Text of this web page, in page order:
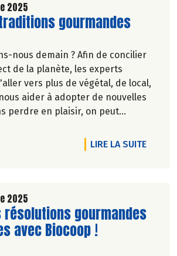
2025
de l'articlegourmandes
nous demain ? Afin de concilier
de la planète, les experts
vers plus de végétal, de local,
aider à adopter de nouvelles
perdre en plaisir, on peut
dans nos magasins. Et
pour les fêtes de fin d'année ?
LIRE LA SUITEDE
2025
de l'articlegourmandes
avec Biocoop !